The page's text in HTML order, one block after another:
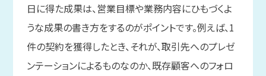
日に得た成果は、営業目標や業務内容にひもづくよ
うな成果の書き方をするのがポイントです。例えば、1
件の契約を獲得したとき、それが、取引先へのプレゼ
ンテーションによるものなのか、既存顧客へのフォロ